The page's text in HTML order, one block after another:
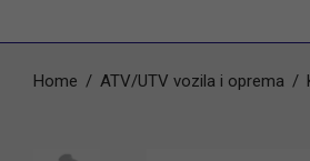
Home / ATV/UTV vozila i oprema /